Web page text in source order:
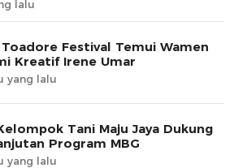
lalu
Festival Temui Wamen
Kreatif Irene Umar
yang lalu
Tani Maju Jaya Dukung
Program MBG
yang lalu